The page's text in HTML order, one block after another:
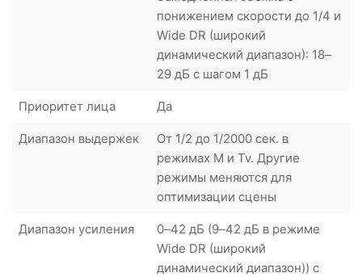
понижением скорости до 1/4 и
Wide DR (широкий
динамический диапазон): 18–
29 дБ с шагом 1 дБ
Приоритет лица Да
Диапазон выдержек
От 1/2 до 1/2000 сек. в
режимах M и Tv. Другие
режимы меняются для
оптимизации сцены
Диапазон усиления
0–42 дБ (9–42 дБ в режиме
Wide DR (широкий
динамический диапазон)) с